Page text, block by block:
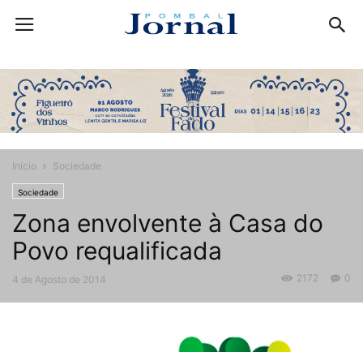
Início Sociedade
Sociedade
Zona envolvente à Casa do
Povo requalificada
4 de Agosto de 2014 0
2172